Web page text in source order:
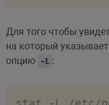
Для того чтобы
на который
опцию
-L :